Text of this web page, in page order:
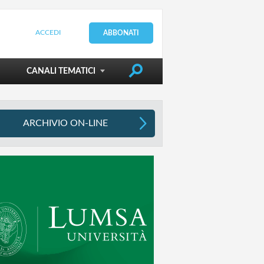
ACCEDI ABBONATI
DIRIGERE LA SCUOLA
CANALI TEMATICI
ARCHIVIO ON-LINE